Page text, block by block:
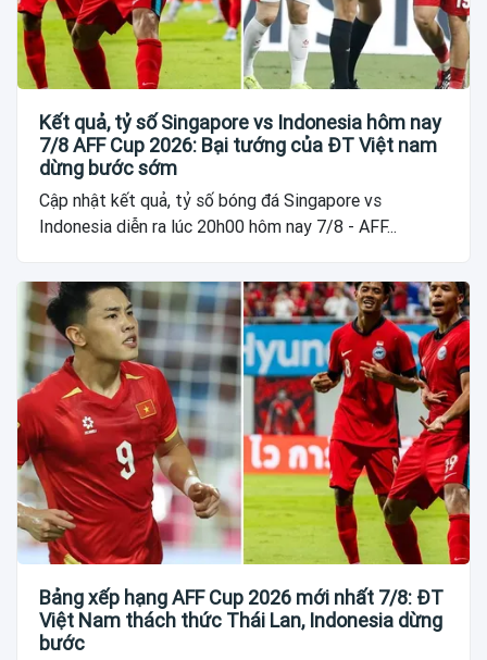
Kết quả, tỷ số Singapore vs Indonesia hôm nay
7/8 AFF Cup 2026: Bại tướng của ĐT Việt nam
dừng bước sớm
Cập nhật kết quả, tỷ số bóng đá Singapore vs
Indonesia diễn ra lúc 20h00 hôm nay 7/8 - AFF...
Bảng xếp hạng AFF Cup 2026 mới nhất 7/8: ĐT
Việt Nam thách thức Thái Lan, Indonesia dừng
bước